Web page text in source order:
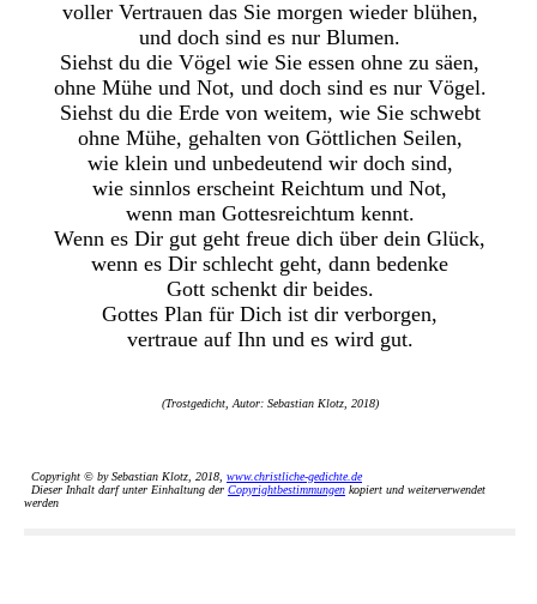
voller Vertrauen das Sie morgen wieder blühen,
und doch sind es nur Blumen.
Siehst du die Vögel wie Sie essen ohne zu säen,
ohne Mühe und Not, und doch sind es nur Vögel.
Siehst du die Erde von weitem, wie Sie schwebt
ohne Mühe, gehalten von Göttlichen Seilen,
wie klein und unbedeutend wir doch sind,
wie sinnlos erscheint Reichtum und Not,
wenn man Gottesreichtum kennt.
Wenn es Dir gut geht freue dich über dein Glück,
wenn es Dir schlecht geht, dann bedenke
Gott schenkt dir beides.
Gottes Plan für Dich ist dir verborgen,
vertraue auf Ihn und es wird gut.
(Trostgedicht, Autor: Sebastian Klotz, 2018)
Copyright © by Sebastian Klotz, 2018, www.christliche-gedichte.de
Dieser Inhalt darf unter Einhaltung der Copyrightbestimmungen kopiert und weiterverwendet
werden